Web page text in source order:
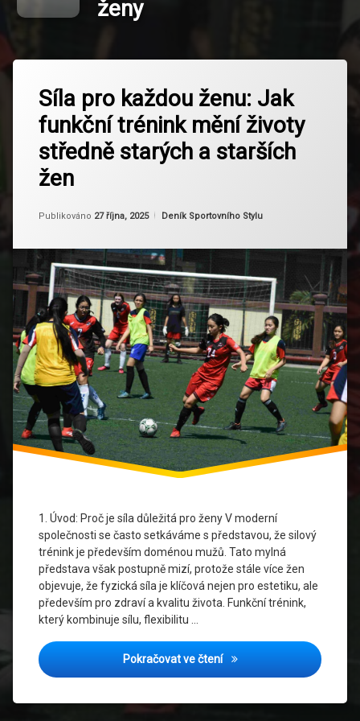
ženy
Síla pro každou ženu: Jak
funkční trénink mění životy
středně starých a starších
žen
Publikováno 27 října, 2025
Aktualizováno 12 listopadu, 2025
Od Ruby
Kategorie:
Deník Sportovního Stylu
1. Úvod: Proč je síla důležitá pro ženy V moderní
společnosti se často setkáváme s představou, že silový
trénink je především doménou mužů. Tato mylná
představa však postupně mizí, protože stále více žen
objevuje, že fyzická síla je klíčová nejen pro estetiku, ale
především pro zdraví a kvalitu života. Funkční trénink,
který kombinuje sílu, flexibilitu …
Pokračovat ve čteníSíla pro každou ženu: Jak
funkční
trénink
každodenní
život
a
posílení
svalů a
kostí
Prevence
Zranění
Rovnováha
a
koordinace
sebevědomí
a psychika
ženy
středně
staré a
starší
ženy
Ženské
zdraví
komentář
na
Síla
pro
každou
ženu:
Jak
mění
středně
starých
a
starších
žen